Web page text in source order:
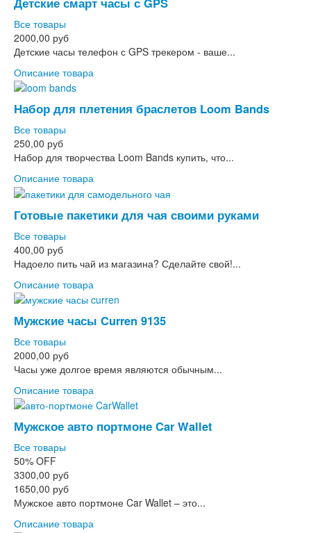
Все товары
2000,00 руб
Детские часы телефон с GPS трекером - ваше...
Описание товара
Набор для плетения браслетов Loom Bands
Все товары
250,00 руб
Набор для творчества Loom Bands купить, что...
Описание товара
Готовые пакетики для чая своими руками
Все товары
400,00 руб
Надоело пить чай из магазина? Сделайте свой!...
Описание товара
Мужские часы Curren 9135
Все товары
2000,00 руб
Часы уже долгое время являются обычным...
Описание товара
Мужское авто портмоне Car Wallet
Все товары
50% OFF
3300,00 руб
1650,00 руб
Мужское авто портмоне Car Wallet – это...
Описание товара